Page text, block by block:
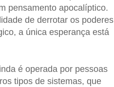
pensamento apocalíptico.
de derrotar os poderes
a única esperança está
é operada por pessoas
tipos de sistemas, que